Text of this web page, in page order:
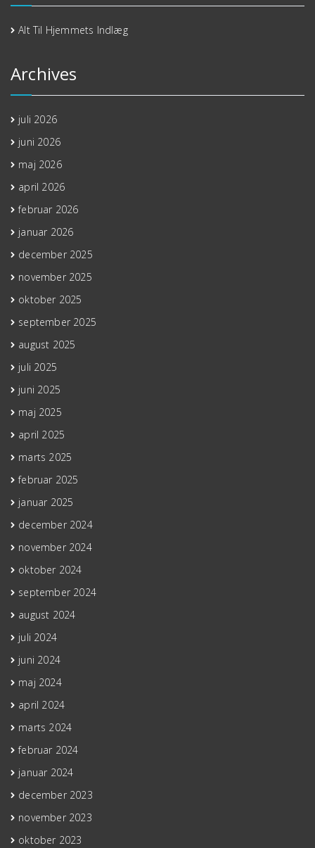
Alt Til Hjemmets Indlæg
Archives
juli 2026
juni 2026
maj 2026
april 2026
februar 2026
januar 2026
december 2025
november 2025
oktober 2025
september 2025
august 2025
juli 2025
juni 2025
maj 2025
april 2025
marts 2025
februar 2025
januar 2025
december 2024
november 2024
oktober 2024
september 2024
august 2024
juli 2024
juni 2024
maj 2024
april 2024
marts 2024
februar 2024
januar 2024
december 2023
november 2023
oktober 2023